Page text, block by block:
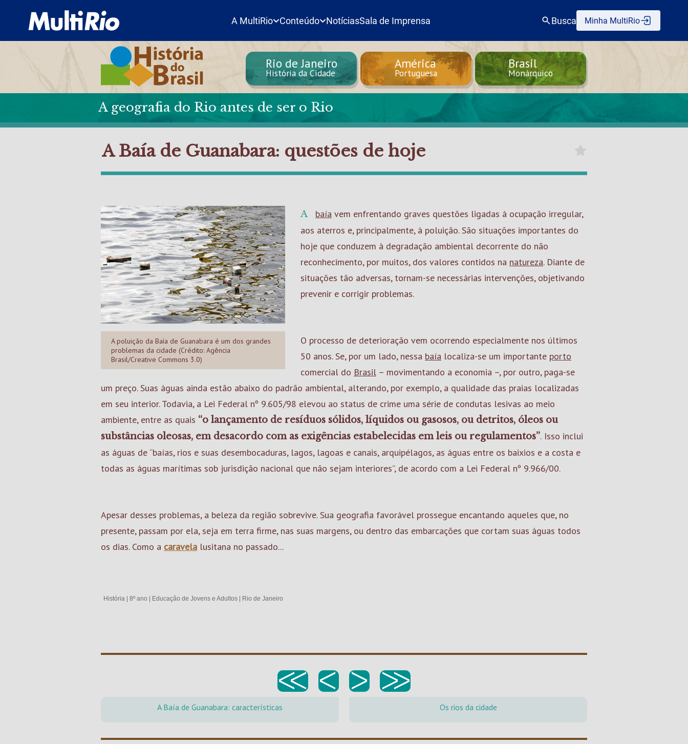
A MultiRio Conteúdo NotíciasSala de Imprensa Busca Minha MultiRio
Rio de Janeiro
História da Cidade
América
Portuguesa
Brasil
Monárquico
A geografia do Rio antes de ser o Rio
A Baía de Guanabara: questões de hoje
A poluição da Baía de Guanabara é um dos grandes
problemas da cidade (Crédito: Agência
Brasil/Creative Commons 3.0)
baía vem enfrentando graves questões ligadas à ocupação irregular,
aos aterros e, principalmente, à poluição. São situações importantes do
hoje que conduzem à degradação ambiental decorrente do não
reconhecimento, por muitos, dos valores contidos na natureza. Diante de
situações tão adversas, tornam-se necessárias intervenções, objetivando
prevenir e corrigir problemas.
O processo de deterioração vem ocorrendo especialmente nos últimos
50 anos. Se, por um lado, nessa baía localiza-se um importante porto
comercial do Brasil – movimentando a economia –, por outro, paga-se
um preço. Suas águas ainda estão abaixo do padrão ambiental, alterando, por exemplo, a qualidade das praias localizadas
em seu interior. Todavia, a Lei Federal nº 9.605/98 elevou ao status de crime uma série de condutas lesivas ao meio
ambiente, entre as quais “o lançamento de resíduos sólidos, líquidos ou gasosos, ou detritos, óleos ou
substâncias oleosas, em desacordo com as exigências estabelecidas em leis ou regulamentos”. Isso inclui
as águas de “baías, rios e suas desembocaduras, lagos, lagoas e canais, arquipélagos, as águas entre os baixios e a costa e
todas as águas marítimas sob jurisdição nacional que não sejam interiores”, de acordo com a Lei Federal nº 9.966/00.
Apesar desses problemas, a beleza da região sobrevive. Sua geografia favorável prossegue encantando aqueles que, no
presente, passam por ela, seja em terra firme, nas suas margens, ou dentro das embarcações que cortam suas águas todos
os dias. Como a caravela lusitana no passado...
História 8º ano Educação de Jovens e Adultos Rio de Janeiro
<< < > >>
A Baía de Guanabara: características Os rios da cidade